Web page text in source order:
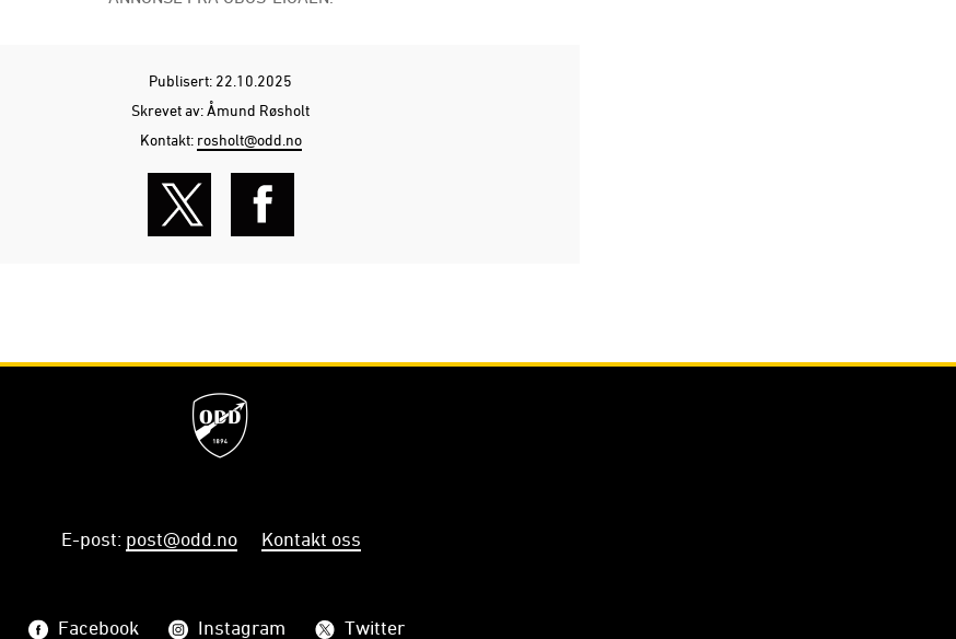
Publisert: 22.10.2025
Skrevet av: Åmund Røsholt
Kontakt: rosholt@odd.no
E-post: post@odd.no Kontakt oss
Facebook Instagram Twitter